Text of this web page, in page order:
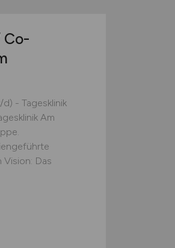
Co-
- Tagesklinik
Am
Das